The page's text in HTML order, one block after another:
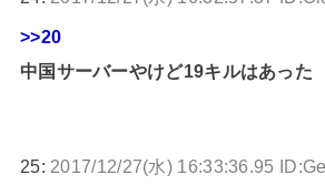
>>20
中国サーバーやけど19キルはあった
25: 2017/12/27(水) 16:33:36.95